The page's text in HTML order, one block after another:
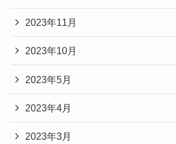
2023年11月
2023年10月
2023年5月
2023年4月
2023年3月